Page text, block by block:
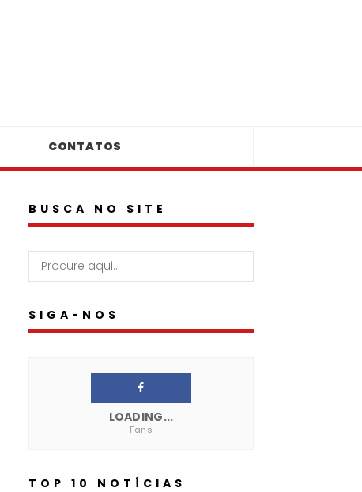
CONTATOS
BUSCA NO SITE
SIGA-NOS
LOADING...
Fans
TOP 10 NOTÍCIAS